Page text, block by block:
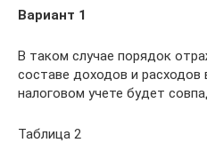
Вариант 1
В таком случае порядок
составе доходов и расходов
налоговом учете будет
Таблица 2